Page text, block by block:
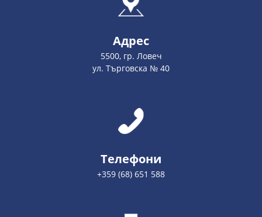
Адрес
5500, гр. Ловеч
ул. Търговска № 40
Телефони
+359 (68) 651 588